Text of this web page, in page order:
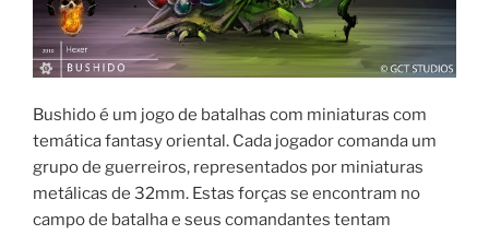
Bushido é um jogo de batalhas com miniaturas com
temática fantasy oriental. Cada jogador comanda um
grupo de guerreiros, representados por miniaturas
metálicas de 32mm. Estas forças se encontram no
campo de batalha e seus comandantes tentam